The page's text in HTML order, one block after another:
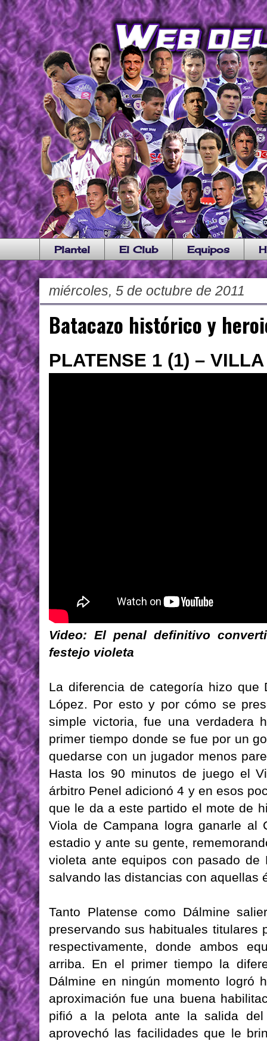
Plantel El Club Equipos
miércoles, 5 de octubre de 2011
Batacazo histórico y
PLATENSE 1 (1) –
Video: El penal definitivo
festejo violeta
La diferencia de categoría hizo que
López. Por esto y por cómo se
simple victoria, fue una verdadera
primer tiempo donde se fue por un
quedarse con un jugador menos
Hasta los 90 minutos de juego el
árbitro Penel adicionó 4 y en esos
que le da a este partido el mote de
Viola de Campana logra ganarle al
estadio y ante su gente,
violeta ante equipos con pasado de
salvando las distancias con aquellas
Tanto Platense como Dálmine
preservando sus habituales titulares
respectivamente, donde ambos
arriba. En el primer tiempo la
Dálmine en ningún momento logró
aproximación fue una buena
pifió a la pelota ante la salida del
aprovechó las facilidades que le